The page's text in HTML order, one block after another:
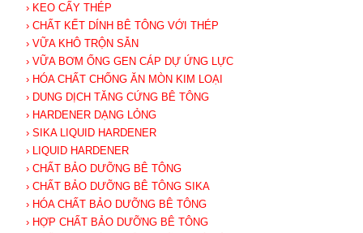
› KEO CẤY THÉP
› CHẤT KẾT DÍNH BÊ TÔNG VỚI THÉP
› VỮA KHÔ TRỘN SẴN
› VỮA BƠM ỐNG GEN CÁP DỰ ỨNG LỰC
› HÓA CHẤT CHỐNG ĂN MÒN KIM LOẠI
› DUNG DỊCH TĂNG CỨNG BÊ TÔNG
› HARDENER DẠNG LỎNG
› SIKA LIQUID HARDENER
› LIQUID HARDENER
› CHẤT BẢO DƯỠNG BÊ TÔNG
› CHẤT BẢO DƯỠNG BÊ TÔNG SIKA
› HÓA CHẤT BẢO DƯỠNG BÊ TÔNG
› HỢP CHẤT BẢO DƯỠNG BÊ TÔNG